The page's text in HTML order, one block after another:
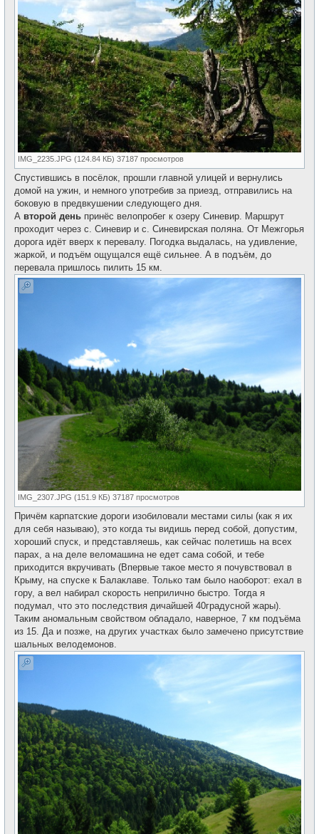
IMG_2235.JPG (124.84 КБ) 37187 просмотров
Спустившись в посёлок, прошли главной улицей и вернулись
домой на ужин, и немного употребив за приезд, отправились на
боковую в предвкушении следующего дня.
А второй день принёс велопробег к озеру Синевир. Маршрут
проходит через с. Синевир и с. Синевирская поляна. От Межгорья
дорога идёт вверх к перевалу. Погодка выдалась, на удивление,
жаркой, и подъём ощущался ещё сильнее. А в подъём, до
перевала пришлось пилить 15 км.
IMG_2307.JPG (151.9 КБ) 37187 просмотров
Причём карпатские дороги изобиловали местами силы (как я их
для себя называю), это когда ты видишь перед собой, допустим,
хороший спуск, и представляешь, как сейчас полетишь на всех
парах, а на деле веломашина не едет сама собой, и тебе
приходится вкручивать (Впервые такое место я почувствовал в
Крыму, на спуске к Балаклаве. Только там было наоборот: ехал в
гору, а вел набирал скорость неприлично быстро. Тогда я
подумал, что это последствия дичайшей 40градусной жары).
Таким аномальным свойством обладало, наверное, 7 км подъёма
из 15. Да и позже, на других участках было замечено присутствие
шальных велодемонов.